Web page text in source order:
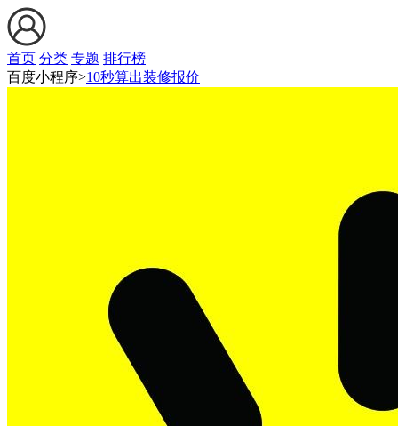
首页 分类 专题 排行榜
百度小程序>10秒算出装修报价